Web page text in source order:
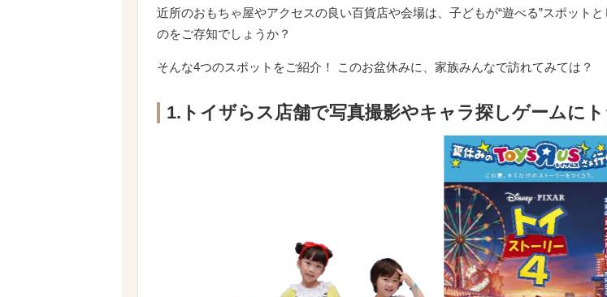
近所のおもちゃ屋やアクセスの良い百貨店や会場は、子どもが“遊べる”スポットと
のをご存知でしょうか？
そんな4つのスポットをご紹介！ このお盆休みに、家族みんなで訪れてみては？
1.トイザらス店舗で写真撮影やキャラ探しゲームにト